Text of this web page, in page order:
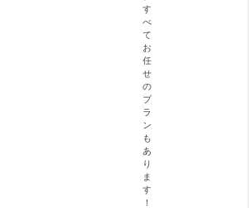
す
べ
て
お
任
せ
の
プ
ラ
ン
も
あ
り
ま
す
！